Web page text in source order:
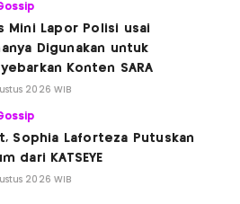
Mini Lapor Polisi usai
Digunakan untuk
Konten SARA
2026 WIB
Sophia Laforteza Putuskan
dari KATSEYE
2026 WIB